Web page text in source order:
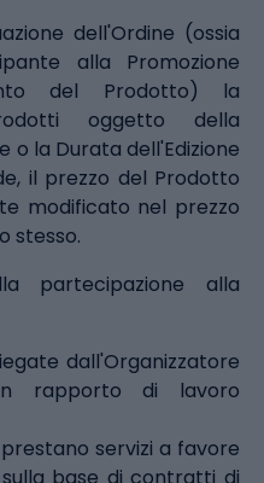
dell'Ordine (ossia
alla Promozione
del Prodotto) la
oggetto della
o la Durata dell'Edizione
il prezzo del Prodotto
modificato nel prezzo
stesso.
partecipazione alla
dall'Organizzatore
rapporto di lavoro
servizi a favore
base di contratti di